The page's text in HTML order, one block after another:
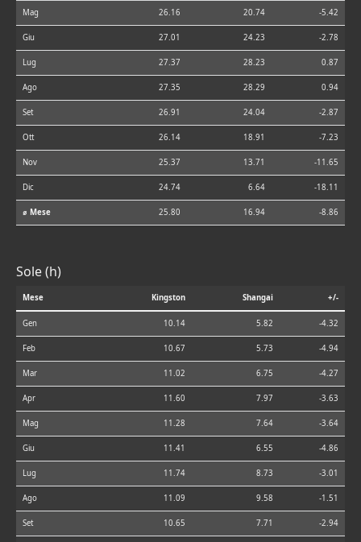
Mag 26.16 20.74 -5.42
Giu 27.01 24.23 -2.78
Lug 27.37 28.23 0.87
Ago 27.35 28.29 0.94
Set 26.91 24.04 -2.87
Ott 26.14 18.91 -7.23
Nov 25.37 13.71 -11.65
Dic 24.74 6.64 -18.11
⌀ Mese 25.80 16.94 -8.86
Sole (h)
Mese Kingston Shangai +/-
Gen 10.14 5.82 -4.32
Feb 10.67 5.73 -4.94
Mar 11.02 6.75 -4.27
Apr 11.60 7.97 -3.63
Mag 11.28 7.64 -3.64
Giu 11.41 6.55 -4.86
Lug 11.74 8.73 -3.01
Ago 11.09 9.58 -1.51
Set 10.65 7.71 -2.94